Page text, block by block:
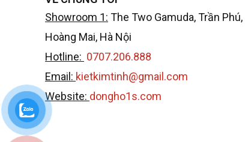
Showroom 1: The Two Gamuda, Trần Phú,
Hoàng Mai, Hà Nội
Hotline: 0707.206.888
Email: kietkimtinh@gmail.com
Website: dongho1s.com